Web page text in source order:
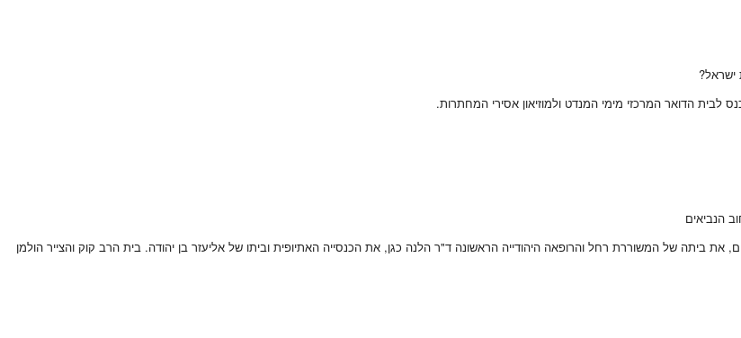
לבית הדואר המרכזי מימי המנדט ולמוזיאון אסירי המחתרות.
הנביאים
את ביתה של המשוררת רחל והרופאה היהודייה הראשונה ד"ר הלנה כגן, את הכנסייה האתיופית וביתו של אליעזר בן יהודה. בית הרב קוק והצייר הולמן